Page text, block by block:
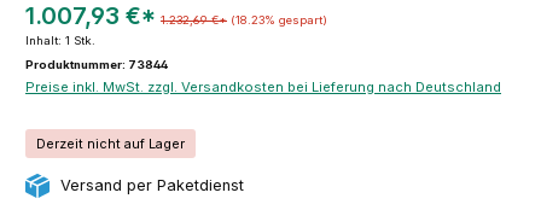
1.007,93 €* 1.232,69 €* (18.23% gespart)
Inhalt: 1 Stk.
Produktnummer: 73844
Preise inkl. MwSt. zzgl. Versandkosten bei Lieferung nach Deutschland
Derzeit nicht auf Lager
Versand per Paketdienst